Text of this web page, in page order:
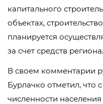
капитального
объектах,
планируется
за счет средств
В своем комментарии
Бурлачко отметил, что
численности